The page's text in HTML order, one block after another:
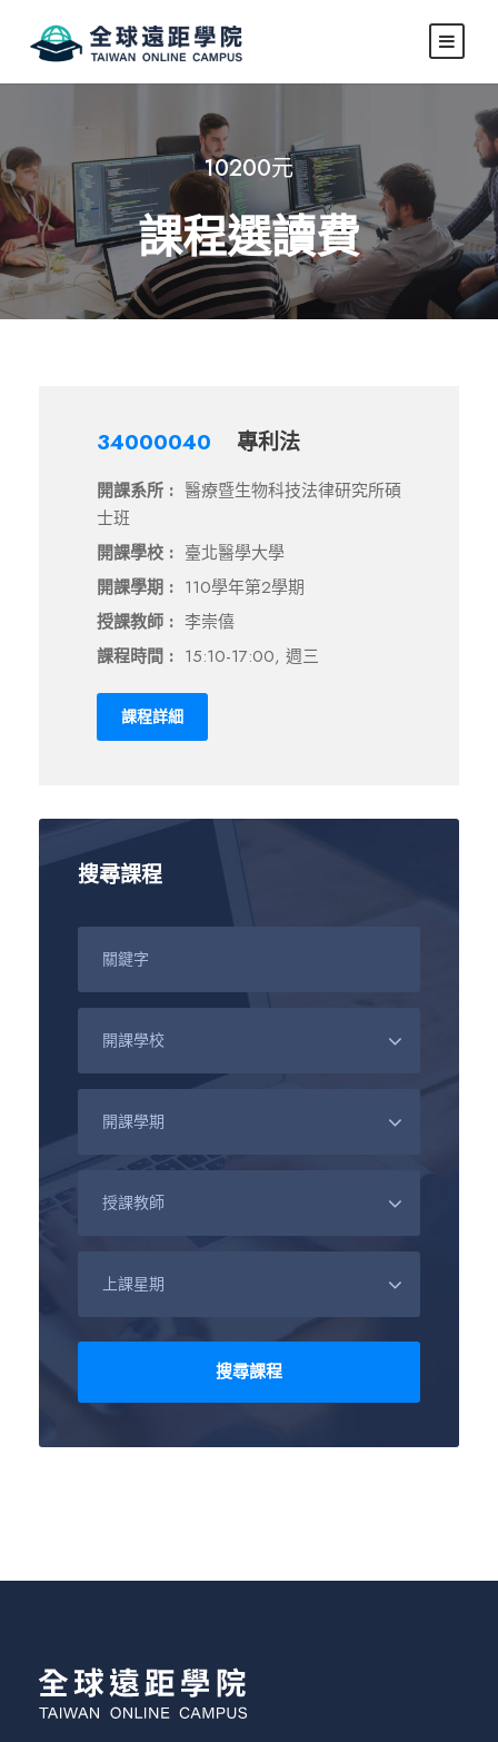
10200元
課程選讀費
34000040 專利法
開課系所 : 醫療暨生物科技法律研究所碩
士班
開課學校 : 臺北醫學大學
開課學期 : 110學年第2學期
授課教師 : 李崇僖
課程時間 : 15:10-17:00, 週三
課程詳細
搜尋課程